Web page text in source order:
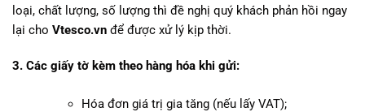
loại, chất lượng, số lượng thì đề nghị quý khách phản hồi ngay
lại cho Vtesco.vn để được xử lý kịp thời.
3. Các giấy tờ kèm theo hàng hóa khi gửi:
Hóa đơn giá trị gia tăng (nếu lấy VAT);